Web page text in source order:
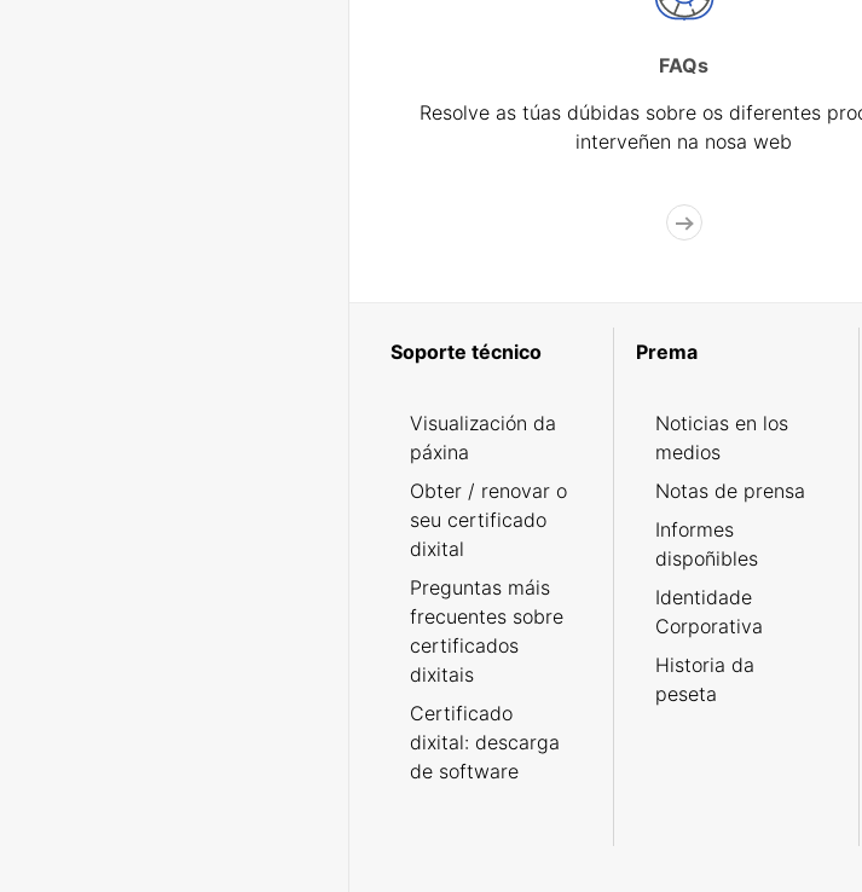
FAQs
Resolve as túas dúbidas sobre os diferentes
interveñen na nosa web
Soporte técnico
Visualización da
páxina
Obter / renovar o
seu certificado
dixital
Preguntas máis
frecuentes sobre
certificados
dixitais
Certificado
dixital: descarga
de software
Prema
Noticias en los
medios
Notas de prensa
Informes
dispoñibles
Identidade
Corporativa
Historia da
peseta